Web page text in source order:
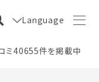
Language
ミ40655件を掲載中